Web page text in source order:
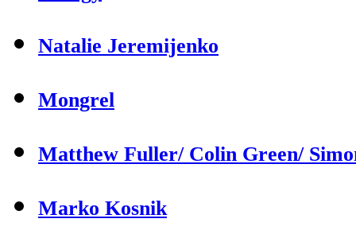
Natalie Jeremijenko
Mongrel
Matthew Fuller/ Colin Green/
Marko Kosnik